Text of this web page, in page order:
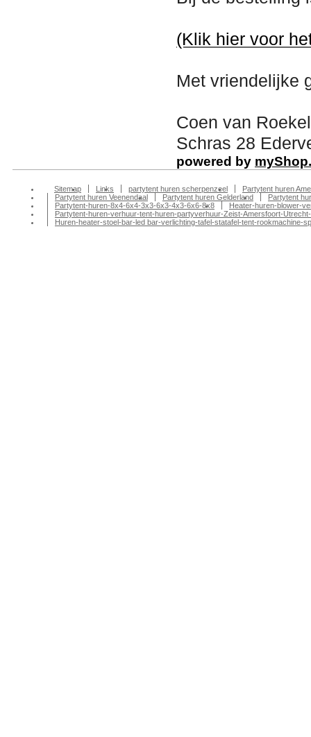
(Klik hier voor
Met vriendelijke
Coen van Roekel
Schras 28
powered by
Sitemap Links partytent huren scherpenzeel
Partytent huren
Partytent huren Veenendaal
Partytent huren Gelderland
Partytent
Partytent-huren-8x4-6x4-3x3-6x3-4x3-6x6-8x8
Heater-huren-blower-
Partytent-huren-verhuur-tent-huren-partyverhuur-Zeist-Amersfoort-
Huren-heater-stoel-bar-led bar-verlichting-tafel-statafel-tent-